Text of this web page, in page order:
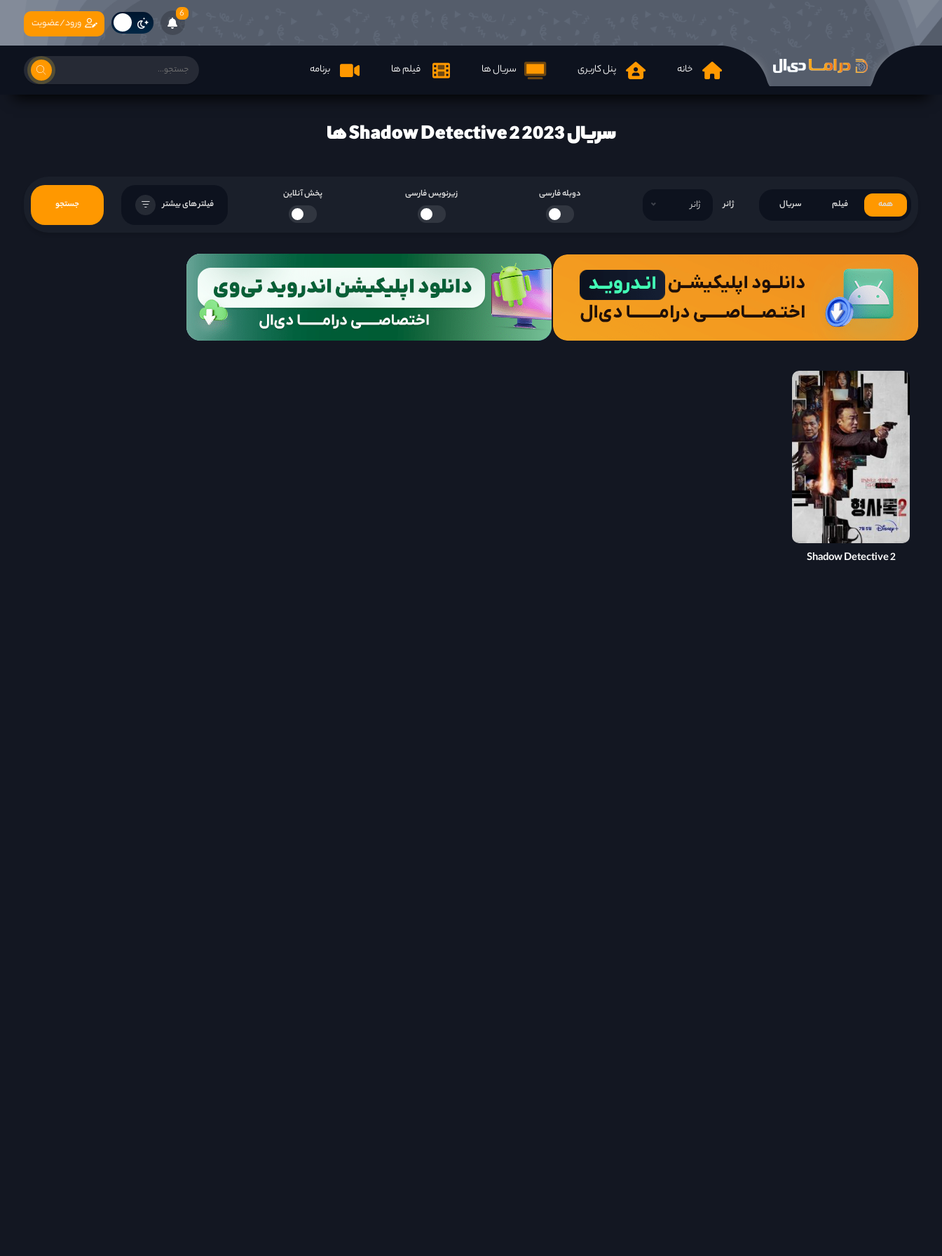
6
خانه پنل کاربری سریال ها فیلم ها برنامه
ورود/عضویت
سریال Shadow Detective 2 2023 ها
همه فیلم سریال ژانر ژانر
دوبله فارسی زیرنویس فارسی پخش آنلاین
فیلتر های بیشتر جستجو
Shadow Detective 2